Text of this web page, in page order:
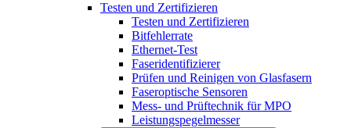
Testen und Zertifizieren
Testen und Zertifizieren
Bitfehlerrate
Ethernet-Test
Faseridentifizierer
Prüfen und Reinigen von Glasfasern
Faseroptische Sensoren
Mess- und Prüftechnik für MPO
Leistungspegelmesser